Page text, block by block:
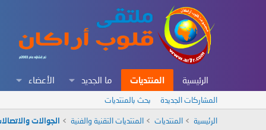
الرئيسية المنتديات ما الجديد الأعضاء
المشاركات الجديدة بحث بالمنتديات
الرئيسية المنتديات المنتديات التقنية والفنية الجوالات